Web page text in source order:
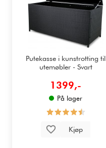
Putekasse i kunstrotting til
utemøbler - Svart
1399,-
På lager
Kjøp